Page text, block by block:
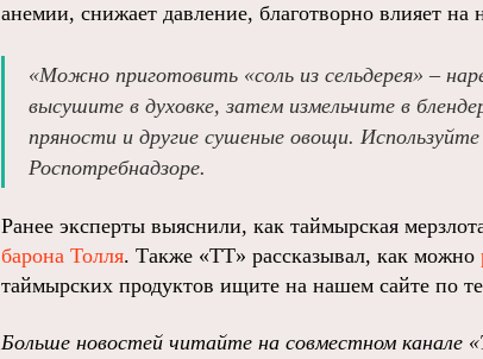
анемии, снижает давление, благотворно влияет на
«Можно приготовить «соль из сельдерея» –
высушите в духовке, затем измельчите в
пряности и другие сушеные овощи.
Роспотребнадзоре.
Ранее эксперты выяснили, как таймырская
барона Толля. Также «ТТ» рассказывал, как можно
таймырских продуктов ищите на нашем сайте по
Больше новостей читайте на совместном канале